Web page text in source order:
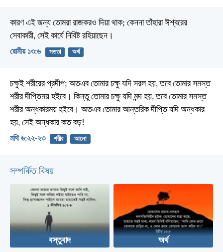
কারণ এই জন্য তোমরা রাজকরও দিয়া থাক; কেননা তাঁহারা ঈশ্বরের
সেবাকারী, সেই কার্যে নিবিষ্ট রহিয়াছেন।
রোমীয় ১৩:৬ সততা অর্থ
চক্ষুই শরীরের প্রদীপ; অতএব তোমার চক্ষু যদি সরল হয়, তবে তোমার সমস্ত
শরীর দীপ্তিময় হইবে। কিন্তু তোমার চক্ষু যদি মন্দ হয়, তবে তোমার সমস্ত
শরীর অন্ধকারময় হইবে। অতএব তোমার আন্তরিক দীপ্তি যদি অন্ধকার
হয়, সেই অন্ধকার কত বড়!
মথি ৬:২২-২৩ শরীর আলো
সম্পর্কিত বিষয়
বস্তুবাদ অর্থ